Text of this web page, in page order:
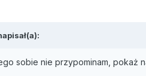
sobie nie przypominam, pokaż